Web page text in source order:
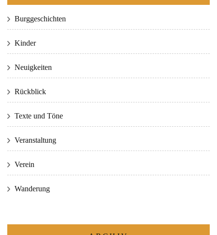
Burggeschichten
Kinder
Neuigkeiten
Rückblick
Texte und Töne
Veranstaltung
Verein
Wanderung